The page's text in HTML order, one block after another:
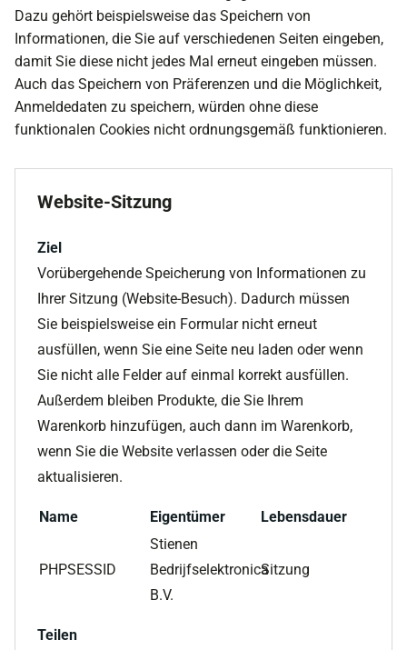
Dazu gehört beispielsweise das Speichern von
Informationen, die Sie auf verschiedenen Seiten eingeben,
damit Sie diese nicht jedes Mal erneut eingeben müssen.
Auch das Speichern von Präferenzen und die Möglichkeit,
Anmeldedaten zu speichern, würden ohne diese
funktionalen Cookies nicht ordnungsgemäß funktionieren.
Website-Sitzung
Ziel
Vorübergehende Speicherung von Informationen zu
Ihrer Sitzung (Website-Besuch). Dadurch müssen
Sie beispielsweise ein Formular nicht erneut
ausfüllen, wenn Sie eine Seite neu laden oder wenn
Sie nicht alle Felder auf einmal korrekt ausfüllen.
Außerdem bleiben Produkte, die Sie Ihrem
Warenkorb hinzufügen, auch dann im Warenkorb,
wenn Sie die Website verlassen oder die Seite
aktualisieren.
Name Eigentümer Lebensdauer
PHPSESSID
Stienen
Bedrijfselektronica
B.V.
Sitzung
Teilen